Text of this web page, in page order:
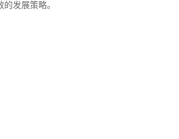
发展策略。